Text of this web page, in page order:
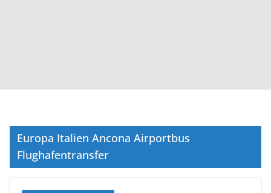
Europa Italien Ancona Airportbus
Flughafentransfer